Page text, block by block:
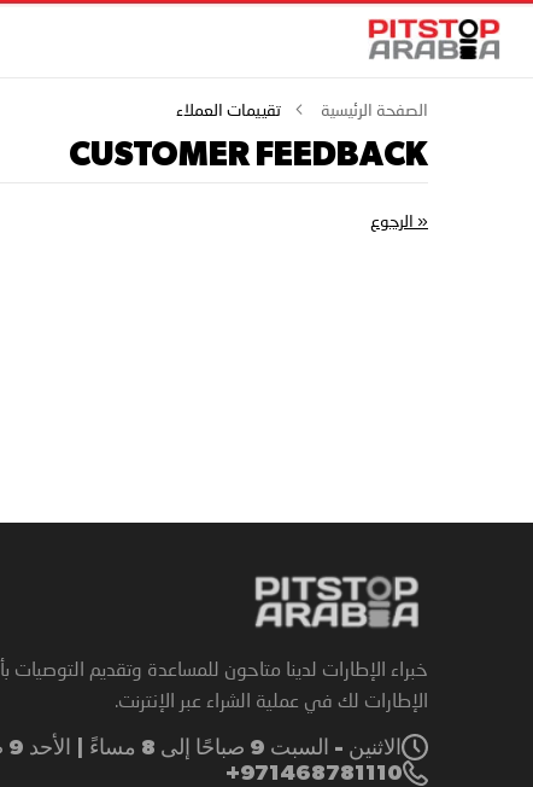
الصفحة الرئيسية تقييمات العملاء
CUSTOMER FEEDBACK
« الرجوع
خبراء الإطارات لدينا متاحون للمساعدة وتقديم التوصيات
الإطارات لك في عملية الشراء عبر الإنترنت.
الاثنين - السبت 9 صباحًا إلى 8 مساءً | الأحد 9 صباحًا إلى 6 مساءً
971468781110+